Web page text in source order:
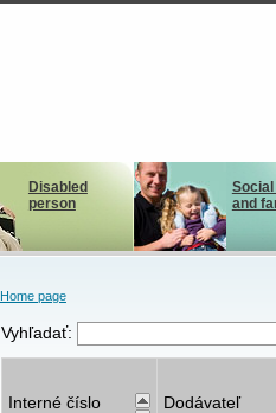
Disabled
person
and
Home page
Vyhľadať:
Interné číslo Dodávateľ